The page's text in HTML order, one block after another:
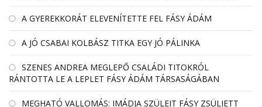
A GYEREKKORÁT ELEVENÍTETTE FEL FÁSY ÁDÁM
A JÓ CSABAI KOLBÁSZ TITKA EGY JÓ PÁLINKA
SZENES ANDREA MEGLEPŐ CSALÁDI TITOKRÓL
RÁNTOTTA LE A LEPLET FÁSY ÁDÁM TÁRSASÁGÁBAN
MEGHATÓ VALLOMÁS: IMÁDJA SZÜLEIT FÁSY ZSÜLIETT